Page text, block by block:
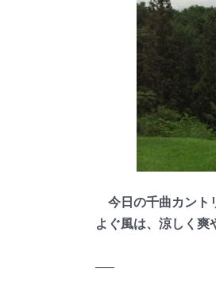
今日の千曲カント
よぐ風は、涼しく爽
—–